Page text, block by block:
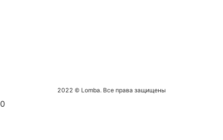
2022 © Lomba. Все права защищены
0